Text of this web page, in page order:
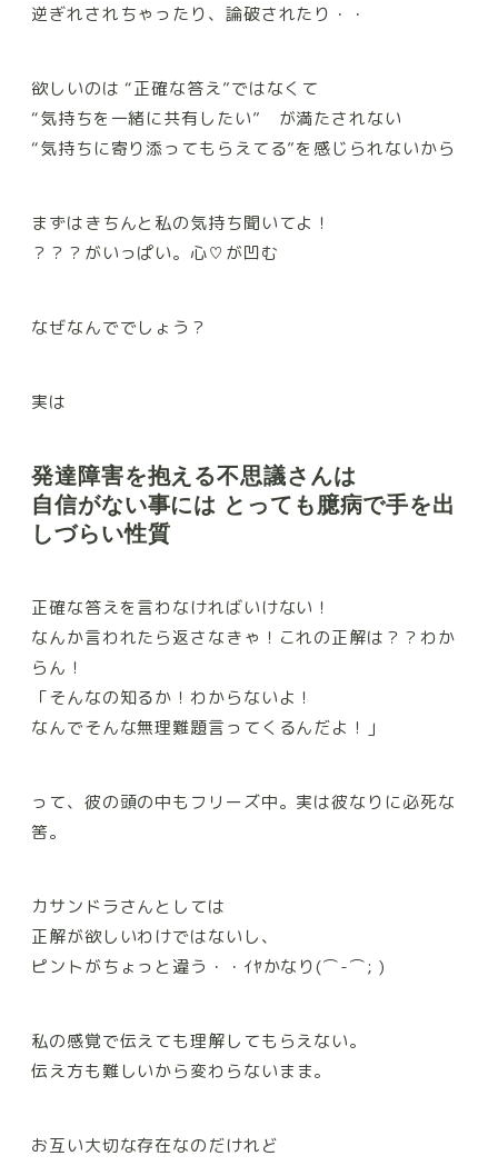
逆ぎれされちゃったり、論破されたり・・
欲しいのは “正確な答え”ではなくて
“気持ちを一緒に共有したい” が満たされない
“気持ちに寄り添ってもらえてる”を感じられないから
まずはきちんと私の気持ち聞いてよ！
？？？がいっぱい。心♡が凹む
なぜなんででしょう？
実は
発達障害を抱える不思議さんは
自信がない事には とっても臆病で手を出
しづらい性質
正確な答えを言わなければいけない！
なんか言われたら返さなきゃ！これの正解は？？わか
らん！
「そんなの知るか！わからないよ！
なんでそんな無理難題言ってくるんだよ！」
って、彼の頭の中もフリーズ中。実は彼なりに必死な
筈。
カサンドラさんとしては
正解が欲しいわけではないし、
ピントがちょっと違う・・ｲﾔかなり(⌒-⌒; )
私の感覚で伝えても理解してもらえない。
伝え方も難しいから変わらないまま。
お互い大切な存在なのだけれど